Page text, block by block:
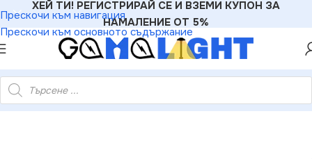
Прескочи към навигация
Прескочи към основното съдържание
ХЕЙ ТИ! РЕГИСТРИРАЙ СЕ И ВЗЕМИ КУПОН ЗА
НАМАЛЕНИЕ ОТ 5%
»Рамки»Kanlux 25177 Двойна хоризонтална рамка LOGI